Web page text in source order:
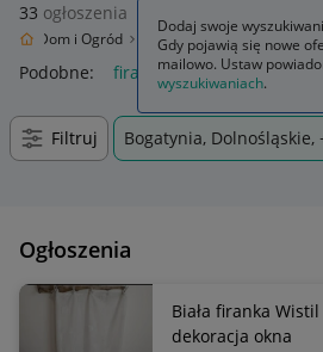
33 ogłoszenia
Dom i Ogród Wyposażenie Wystrój
Podobne: firany gotowe firany
Filtruj Bogatynia, Dolnośląskie,
Ogłoszenia
Biała firanka
dekoracja okna
Dodaj swoje
Gdy pojawią się nowe
mailowo. Ustaw
wyszukiwaniach.